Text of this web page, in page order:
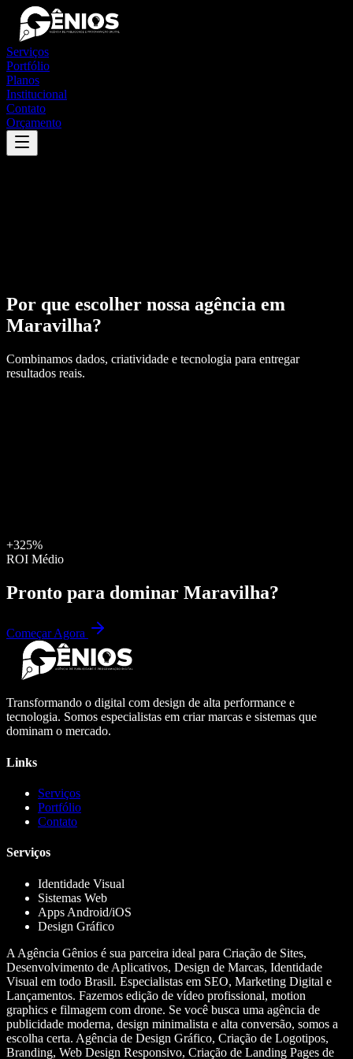
Serviços
Portfólio
Planos
Institucional
Contato
Orçamento
Por que escolher nossa agência em
Maravilha?
Combinamos dados, criatividade e tecnologia para entregar
resultados reais.
+325%
ROI Médio
Pronto para dominar Maravilha?
Começar Agora
Transformando o digital com design de alta performance e
tecnologia. Somos especialistas em criar marcas e sistemas que
dominam o mercado.
Links
Serviços
Portfólio
Contato
Serviços
Identidade Visual
Sistemas Web
Apps Android/iOS
Design Gráfico
A Agência Gênios é sua parceira ideal para Criação de Sites,
Desenvolvimento de Aplicativos, Design de Marcas, Identidade
Visual em todo Brasil. Especialistas em SEO, Marketing Digital e
Lançamentos. Fazemos edição de vídeo profissional, motion
graphics e filmagem com drone. Se você busca uma agência de
publicidade moderna, design minimalista e alta conversão, somos a
escolha certa. Agência de Design Gráfico, Criação de Logotipos,
Branding, Web Design Responsivo, Criação de Landing Pages de